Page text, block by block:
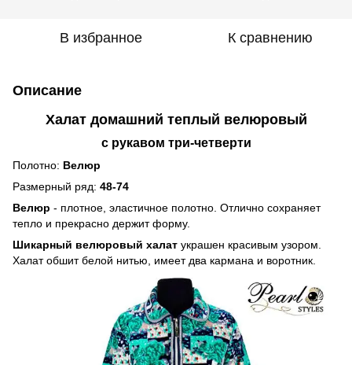
В избранное К сравнению
Описание
Халат домашний теплый велюровый
с рукавом три-четверти
Полотно: Велюр
Размерный ряд: 48-74
Велюр - плотное, эластичное полотно. Отлично сохраняет
тепло и прекрасно держит форму.
Шикарный велюровый халат украшен красивым узором.
Халат обшит белой нитью, имеет два кармана и воротник.